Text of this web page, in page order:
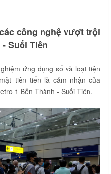
tiên tiến là cảm nhận của